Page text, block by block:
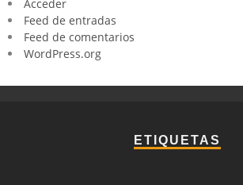
Acceder
Feed de entradas
Feed de comentarios
WordPress.org
ETIQUETAS